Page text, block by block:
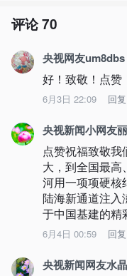
评论70
央视网友um8dbs
好！致敬！点赞
6月3日 22:09 回复
央视新闻小网友
点赞祝福致敬
大，到全国最高
河用一项项硬核
陆海新通道注入
于中国基建的精
6月4日 00:59 回复
央视新闻网友水